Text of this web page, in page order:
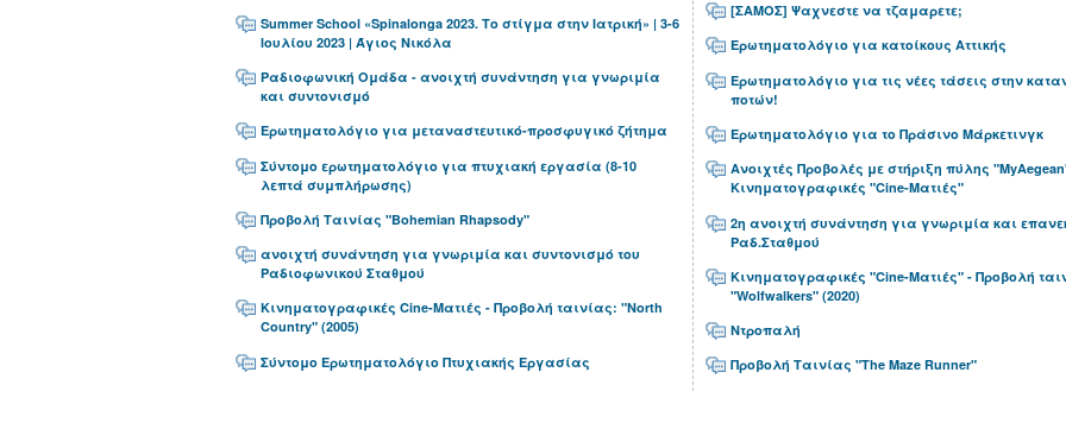
Summer School «Spinalonga 2023. Το στίγμα στην Ιατρική» | 3-6
Ιουλίου 2023 | Άγιος Νικόλα
Ραδιοφωνική Ομάδα - ανοιχτή συνάντηση για γνωριμία
και συντονισμό
Ερωτηματολόγιο για μεταναστευτικό-προσφυγικό ζήτημα
Σύντομο ερωτηματολόγιο για πτυχιακή εργασία (8-10
λεπτά συμπλήρωσης)
Προβολή Ταινίας "Bohemian Rhapsody"
ανοιχτή συνάντηση για γνωριμία και συντονισμό του
Ραδιοφωνικού Σταθμού
Κινηματογραφικές Cine-Ματιές - Προβολή ταινίας: "North
Country" (2005)
Σύντομο Ερωτηματολόγιο Πτυχιακής Εργασίας
[ΣΑΜΟΣ] Ψαχνεστε να τζαμαρετε;
Ερωτηματολόγιο για κατοίκους Αττικής
Ερωτηματολόγιο για τις νέες τάσεις στην
ποτών!
Ερωτηματολόγιο για το Πράσινο Μάρκετινγκ
Ανοιχτές Προβολές με στήριξη πύλης
Κινηματογραφικές "Cine-Ματιές"
2η ανοιχτή συνάντηση για γνωριμία και
Ραδ.Σταθμού
Κινηματογραφικές "Cine-Ματιές" - Προβολή
"Wolfwalkers" (2020)
Ντροπαλή
Προβολή Ταινίας "The Maze Runner"